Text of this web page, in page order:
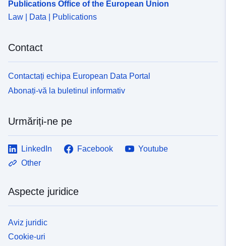
Publications Office of the European Union
Law | Data | Publications
Contact
Contactați echipa European Data Portal
Abonați-vă la buletinul informativ
Urmăriți-ne pe
LinkedIn Facebook
Youtube
Other
Aspecte juridice
Aviz juridic
Cookie-uri